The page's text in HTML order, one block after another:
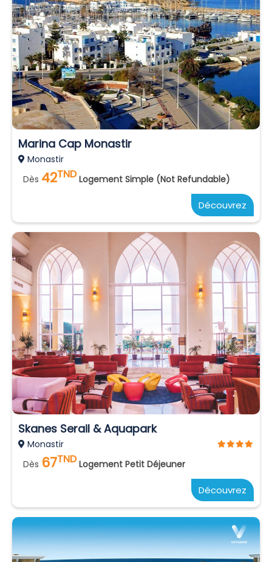
Marina Cap Monastir
Monastir
Dès 42TND Logement Simple (Not Refundable)
Découvrez
Skanes Serail & Aquapark
Monastir
Dès 67TND Logement Petit Déjeuner
Découvrez